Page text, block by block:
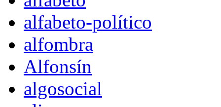
alfabeto-político
alfombra
Alfonsín
algosocial